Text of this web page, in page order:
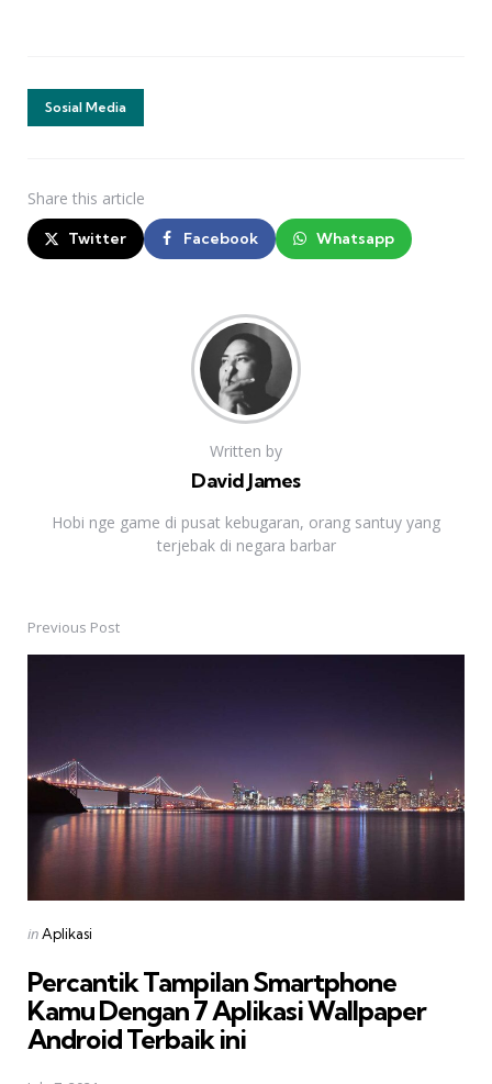
Sosial Media
Share this article
Twitter Facebook Whatsapp
Written by
David James
Hobi nge game di pusat kebugaran, orang santuy yang
terjebak di negara barbar
PostPrevious Post
Posted
inAplikasi
Percantik Tampilan Smartphone
Kamu Dengan 7 Aplikasi Wallpaper
Android Terbaik ini